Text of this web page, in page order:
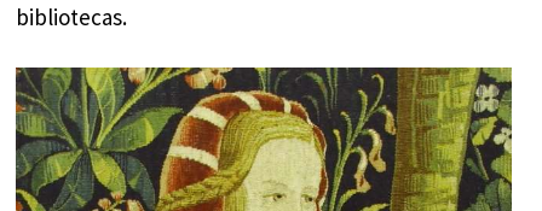
bibliotecas.